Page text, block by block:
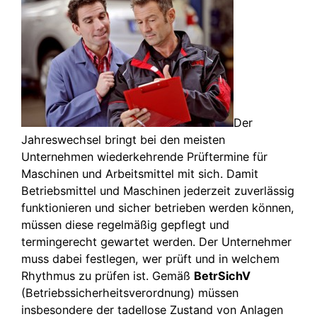
Der
Jahreswechsel bringt bei den meisten
Unternehmen wiederkehrende Prüftermine für
Maschinen und Arbeitsmittel mit sich. Damit
Betriebsmittel und Maschinen jederzeit zuverlässig
funktionieren und sicher betrieben werden können,
müssen diese regelmäßig gepflegt und
termingerecht gewartet werden. Der Unternehmer
muss dabei festlegen, wer prüft und in welchem
Rhythmus zu prüfen ist. Gemäß BetrSichV
(Betriebssicherheitsverordnung) müssen
insbesondere der tadellose Zustand von Anlagen